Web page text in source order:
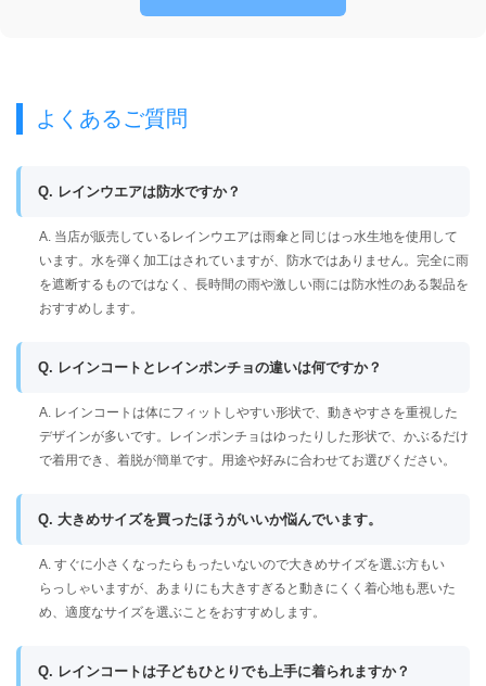
よくあるご質問
Q. レインウエアは防水ですか？
A. 当店が販売しているレインウエアは雨傘と同じはっ水生地を使用して
います。水を弾く加工はされていますが、防水ではありません。完全に雨
を遮断するものではなく、長時間の雨や激しい雨には防水性のある製品を
おすすめします。
Q. レインコートとレインポンチョの違いは何ですか？
A. レインコートは体にフィットしやすい形状で、動きやすさを重視した
デザインが多いです。レインポンチョはゆったりした形状で、かぶるだけ
で着用でき、着脱が簡単です。用途や好みに合わせてお選びください。
Q. 大きめサイズを買ったほうがいいか悩んでいます。
A. すぐに小さくなったらもったいないので大きめサイズを選ぶ方もい
らっしゃいますが、あまりにも大きすぎると動きにくく着心地も悪いた
め、適度なサイズを選ぶことをおすすめします。
Q. レインコートは子どもひとりでも上手に着られますか？